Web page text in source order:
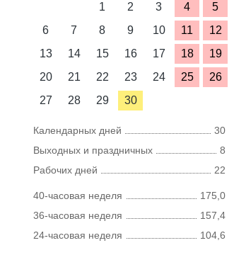
1
2 3 4
5
6
7 8 9 10 11
12
13
14 15 16 17 18
19
20
21 22 23 24 25
26
27
28 29 30
Календарных дней
30
Выходных и праздничных
8
Рабочих дней
22
40-часовая неделя
175,0
36-часовая неделя
157,4
24-часовая неделя
104,6